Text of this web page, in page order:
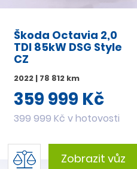
Škoda Octavia 2,0
TDI 85kW DSG Style
CZ
2022 | 78 812 km
359 999 Kč
399 999 Kč v hotovosti
Zobrazit vůz